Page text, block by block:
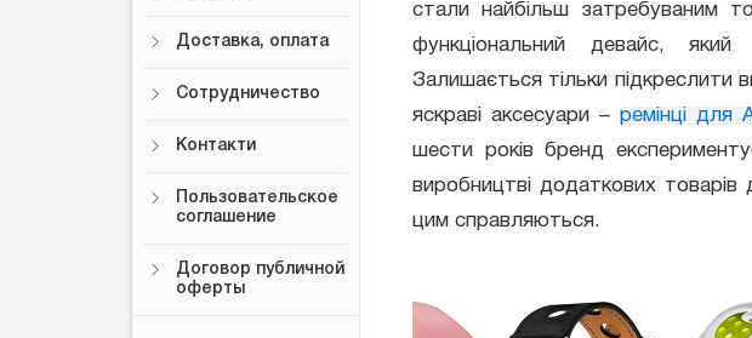
Доставка, оплата
Сотрудничество
Контакти
Пользовательское
соглашение
Договор публичной
оферты
стали найбільш затребуваним
функціональний девайс,
Залишається тільки підкреслити
яскраві аксесуари –ремінці для
шести років бренд
виробництві додаткових товарів
цим справляються.